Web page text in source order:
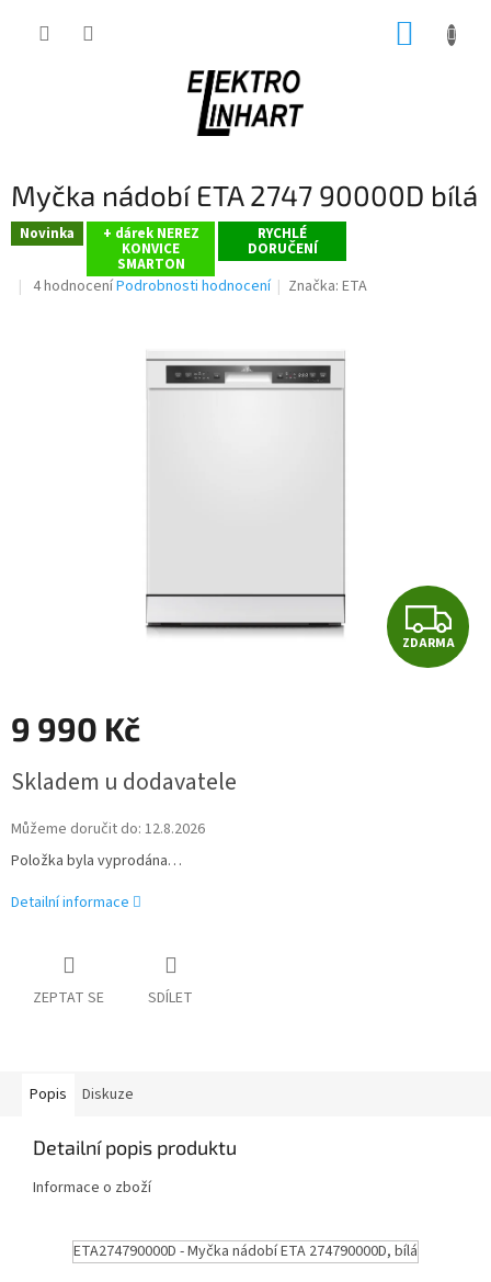
Myčka nádobí ETA 2747 90000D bílá
Novinka + dárek NEREZ
KONVICE
SMARTON
RYCHLÉ
DORUČENÍ
Průměrné
4 hodnoceníPodrobnosti hodnocení Značka:ETA
Z
D
ZDARMA
9 990 Kč
cena:
Skladem u dodavatele
Můžeme doručit do: 12.8.2026
Položka byla vyprodána…
Detailní informace
ZEPTAT SE SDÍLET
Popis Diskuze
Detailní popis produktu
Informace o zboží
ETA274790000D - Myčka nádobí ETA 274790000D, bílá